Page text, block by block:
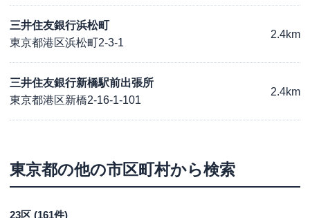
三井住友銀行浜松町
東京都港区浜松町2-3-1
2.4km
三井住友銀行新橋駅前出張所
東京都港区新橋2-16-1-101
2.4km
東京都の他の市区町村から検索
23区 (161件)